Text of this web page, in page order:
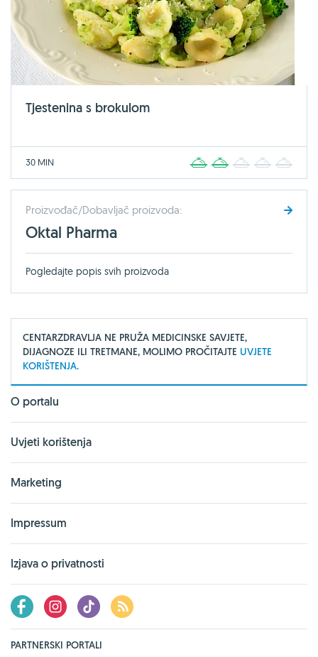
Tjestenina s brokulom
30 MIN 2 3 4
Proizvođač/Dobavljač proizvoda:
Oktal Pharma
Pogledajte popis svih proizvoda
CENTARZDRAVLJA NE PRUŽA MEDICINSKE SAVJETE,
DIJAGNOZE ILI TRETMANE, MOLIMO PROČITAJTE UVJETE
KORIŠTENJA.
O portalu
Uvjeti korištenja
Marketing
Impressum
Izjava o privatnosti
PARTNERSKI PORTALI